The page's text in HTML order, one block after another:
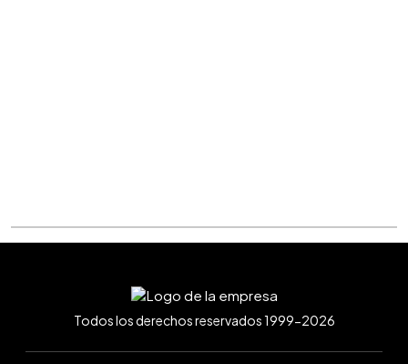
Todos los derechos reservados 1999-2026